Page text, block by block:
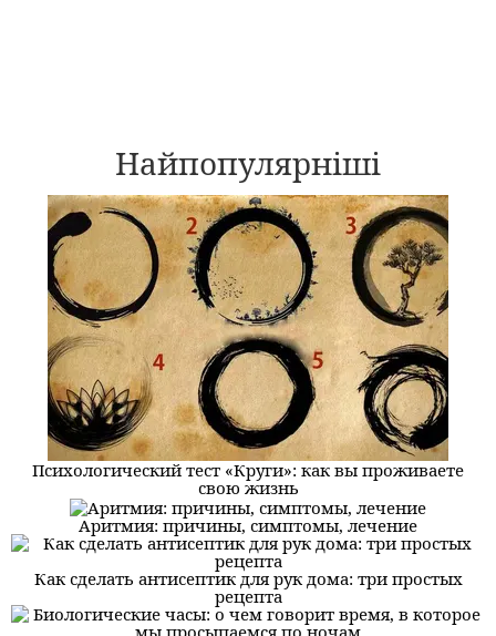
Найпопулярніші
Психологический тест «Круги»: как вы проживаете
свою жизнь
Аритмия: причины, симптомы, лечение
Как сделать антисептик для рук дома: три простых
рецепта